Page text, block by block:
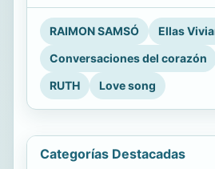
RAIMON SAMSÓ
Ellas
Conversaciones del corazón
RUTH
Love song
Categorías Destacadas